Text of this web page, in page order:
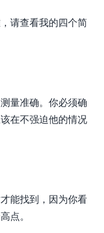
请查看我的四个简
量准确。你必须确
在不强迫他的情况
能找到，因为你看
点。